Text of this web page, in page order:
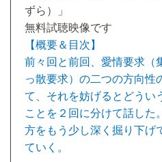
ずら）」
無料試聴映像です
【概要＆目次】
前々回と前回、愛情要求（
っ散要求）の二つの方向性
て、それを妨げるとどうい
ことを２回に分けて話した
方をもう少し深く掘り下げ
ていく。